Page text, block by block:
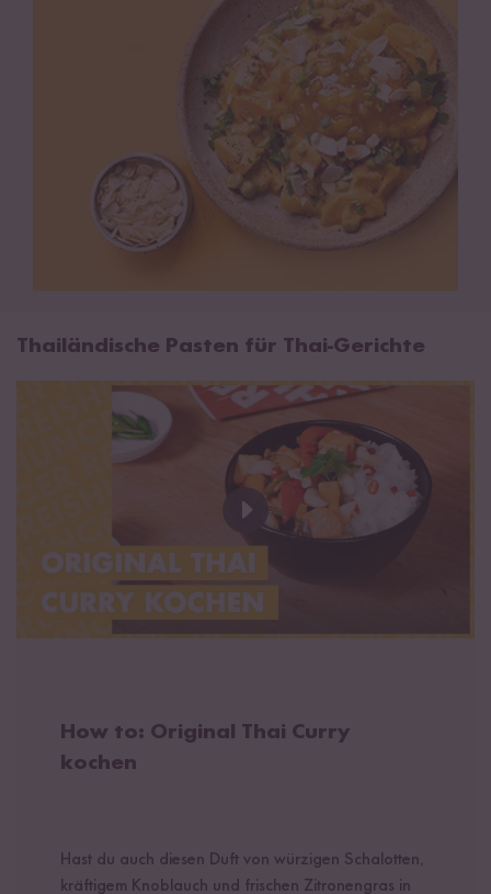
Thailändische Pasten für Thai-Gerichte
How to: Original Thai Curry
kochen
Hast du auch diesen Duft von würzigen Schalotten,
kräftigem Knoblauch und frischen Zitronengras in